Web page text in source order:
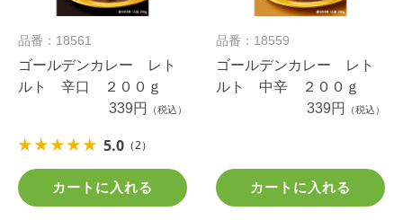
品番：18561
ゴールデンカレー レト
ルト 辛口 ２００ｇ
339円
（税込）
5.0 （2）
カートに入れる
品番：18559
ゴールデンカレー レト
ルト 中辛 ２００ｇ
339円
（税込）
カートに入れる